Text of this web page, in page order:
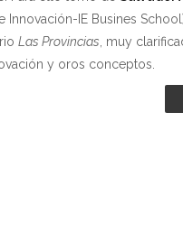
Innovación-IE Busines
Las Provincias , muy
y oros conceptos.